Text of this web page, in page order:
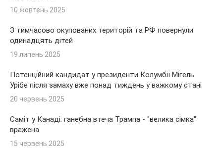
10 жовтень 2025
З тимчасово окупованих територій та РФ повернули
одинадцять дітей
19 липень 2025
Потенційний кандидат у президенти Колумбії Мігель
Урібе після замаху вже понад тиждень у важкому стані
20 червень 2025
Саміт у Канаді: ганебна втеча Трампа - "велика сімка"
вражена
15 червень 2025